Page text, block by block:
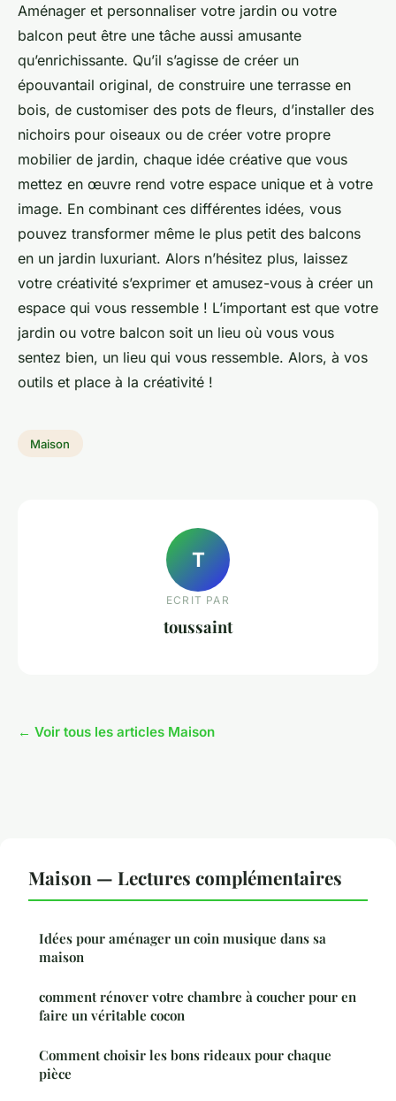
Aménager et personnaliser votre jardin ou votre
balcon peut être une tâche aussi amusante
qu’enrichissante. Qu’il s’agisse de créer un
épouvantail original, de construire une terrasse en
bois, de customiser des pots de fleurs, d’installer des
nichoirs pour oiseaux ou de créer votre propre
mobilier de jardin, chaque idée créative que vous
mettez en œuvre rend votre espace unique et à votre
image. En combinant ces différentes idées, vous
pouvez transformer même le plus petit des balcons
en un jardin luxuriant. Alors n’hésitez plus, laissez
votre créativité s’exprimer et amusez-vous à créer un
espace qui vous ressemble ! L’important est que votre
jardin ou votre balcon soit un lieu où vous vous
sentez bien, un lieu qui vous ressemble. Alors, à vos
outils et place à la créativité !
Maison
T
ECRIT PAR
toussaint
← Voir tous les articles Maison
Maison — Lectures complémentaires
Idées pour aménager un coin musique dans sa
maison
comment rénover votre chambre à coucher pour en
faire un véritable cocon
Comment choisir les bons rideaux pour chaque
pièce